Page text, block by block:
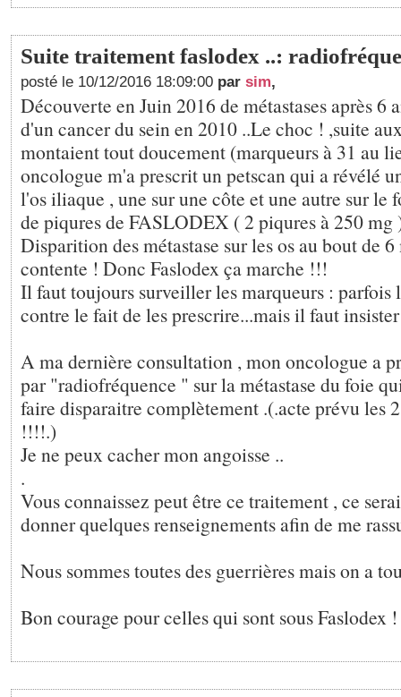
Suite traitement faslodex ..:
posté le 10/12/2016 18:09:00 par sim,
Découverte en Juin 2016 de métastases après 6
d'un cancer du sein en 2010 ..Le choc ! ,suite
montaient tout doucement (marqueurs à 31 au
oncologue m'a prescrit un petscan qui a révélé
l'os iliaque , une sur une côte et une autre sur le
de piqures de FASLODEX ( 2 piqures à 250 mg
Disparition des métastase sur les os au bout de
contente ! Donc Faslodex ça marche !!!
Il faut toujours surveiller les marqueurs : parfois
contre le fait de les prescrire...mais il faut
A ma dernière consultation , mon oncologue a
par "radiofréquence " sur la métastase du foie
faire disparaitre complètement .(.acte prévu les
!!!!.)
Je ne peux cacher mon angoisse ..
.
Vous connaissez peut être ce traitement , ce
donner quelques renseignements afin de me
Nous sommes toutes des guerrières mais on a
Bon courage pour celles qui sont sous Faslodex !